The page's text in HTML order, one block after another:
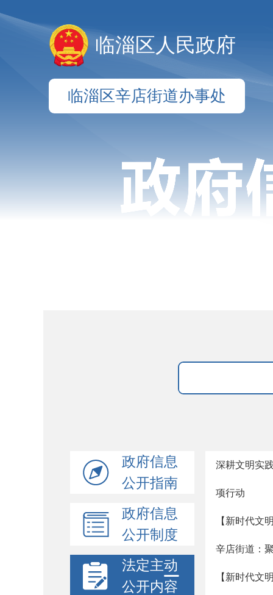
临淄区人民政府
临淄区辛店街道办事处
政府信息
公开指南
政府信息
公开制度
法定主动
公开内容
深耕文明实
项行动
【新时代文
辛店街道：
【新时代文